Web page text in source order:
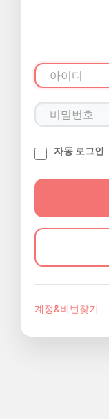
자동 로그인
계정&비번찾기